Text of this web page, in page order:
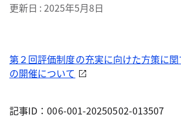
更新日 2025年5月8日
第２回評価制度の充実に向けた方策に
の開催について
記事ID：006-001-20250502-013507